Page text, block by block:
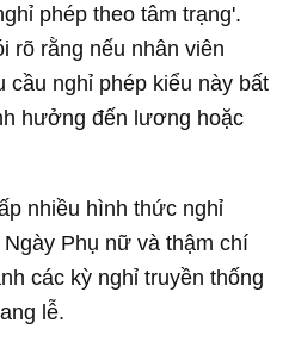
phép theo tâm trạng'.
rõ rằng nếu nhân viên
cầu nghỉ phép kiểu này bất
hưởng đến lương hoặc
nhiều hình thức nghỉ
Phụ nữ và thậm chí
các kỳ nghỉ truyền thống
lễ.